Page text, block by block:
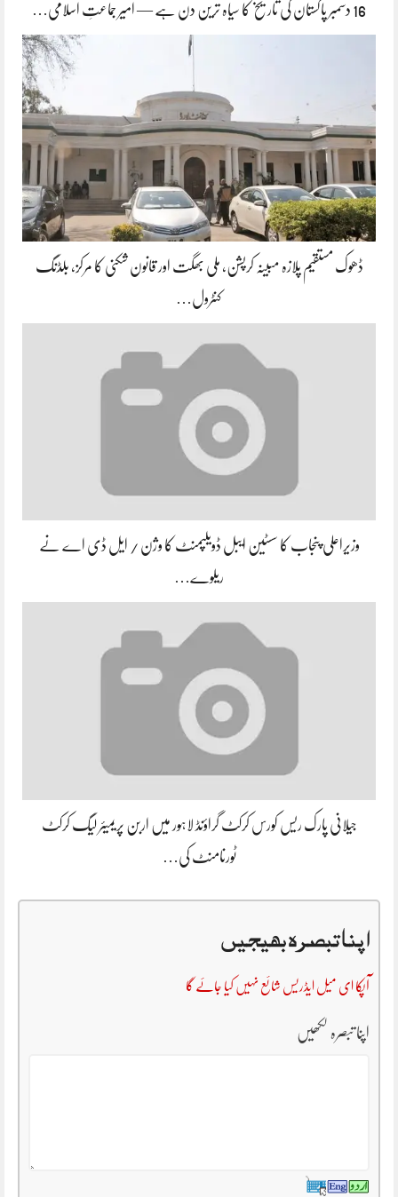
16 دسمبر پاکستان کی تاریخ کا سیاہ ترین دن ہے — امیر جماعتِ اسلامی…
ڈھوک مستقیم پلازہ مبینہ کرپشن، ملی بھگت اور قانون شکنی کا مرکز، بلڈنگ
کنٹرول…
وزیراعلی پنجاب کا سسٹین ایبل ڈویلپمنٹ کا وژن / ایل ڈی اے نے
ریلوے…
جیلانی پارک ریس کورس کرکٹ گراؤنڈ لاہور میں اربن پریمیئر لیگ کرکٹ
ٹورنامنٹ کی…
اپنا تبصرہ بھیجیں
آپکا ای میل ایڈریس شائع نہیں کیا جائے گا
اپنا تبصرہ لکھیں